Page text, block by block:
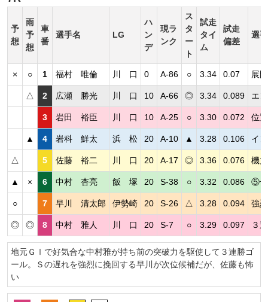
予
想
雨
予
想
車
番
選手名 LG
ハ
ン
デ
現ラ
ンク
ス
タ
ー
ト
試走
タイ
ム
試走
偏差
選
× ○ 1 福村 唯倫 川 口 0 A-86 ○ 3.34 0.07 展
△ 2 広瀬 勝光 川 口 10 A-66 ◎ 3.34 0.089 エ
3 岩田 裕臣 川 口 10 A-25 ○ 3.30 0.072 位
▲ 4 岩科 鮮太 浜 松 20 A-10 ▲ 3.28 0.106 イ
△ 5 佐藤 裕二 川 口 20 A-17 ◎ 3.36 0.076 機
▲ × 6 中村 杏亮 飯 塚 20 S-38 ○ 3.32 0.086 ⑤号
○ 7 早川 清太郎 伊勢崎 20 S-26 △ 3.28 0.094 強
◎ ◎ 8 中村 雅人 川 口 20 S-7 ○ 3.29 0.097 ３
地元ＧⅠで好気合な中村雅が持ち前の突破力を駆使して３連勝ゴ
ール。Ｓの遅れを強烈に挽回する早川が次位候補だが、佐藤も怖
い